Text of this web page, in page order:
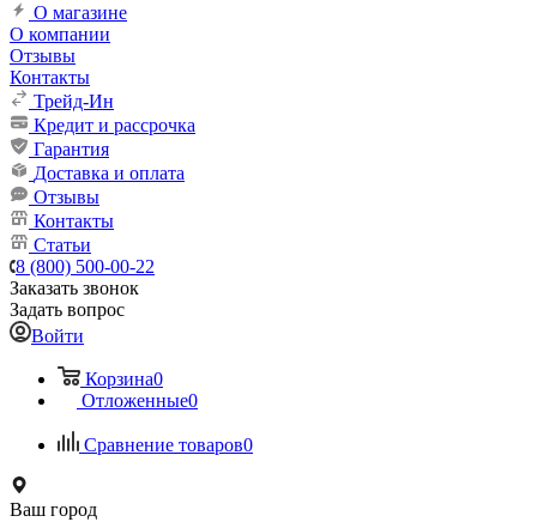
О магазине
О компании
Отзывы
Контакты
Трейд-Ин
Кредит и рассрочка
Гарантия
Доставка и оплата
Отзывы
Контакты
Статьи
8 (800) 500-00-22
Заказать звонок
Задать вопрос
Войти
Корзина0
Отложенные0
Сравнение товаров0
Ваш город